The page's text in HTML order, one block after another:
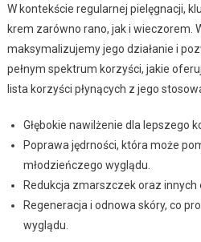
W kontekście regularnej pielęgnacji,
krem zarówno rano, jak i wieczorem.
maksymalizujemy jego działanie i
pełnym spektrum korzyści, jakie
lista korzyści płynących z jego
Głębokie nawilżenie dla lepszego
Poprawa jędrności, która może
młodzieńczego wyglądu.
Redukcja zmarszczek oraz innych
Regeneracja i odnowa skóry, co
wyglądu.